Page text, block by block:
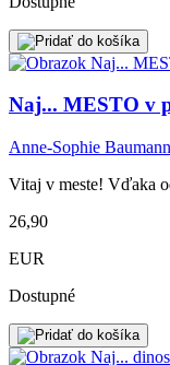
Naj... MESTO v
Anne-Sophie Baumann
Vitaj v meste! Vďaka
26,90
EUR
Dostupné